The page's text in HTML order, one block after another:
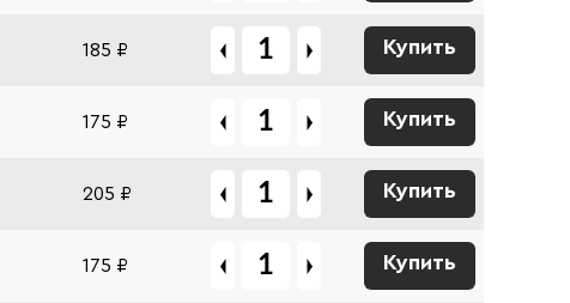
185 ₽ Купить
175 ₽ Купить
205 ₽ Купить
175 ₽ Купить